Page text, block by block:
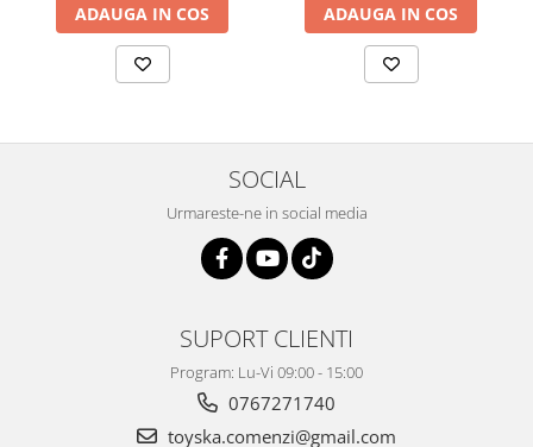
ADAUGA IN COS ADAUGA IN COS
SOCIAL
Urmareste-ne in social media
SUPORT CLIENTI
Program: Lu-Vi 09:00 - 15:00
0767271740
toyska.comenzi@gmail.com